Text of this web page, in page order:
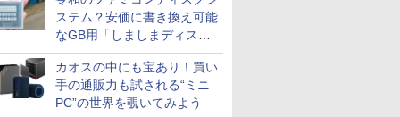
ステム？安価に書き換え可能
なGB用「しましまディスク
システム」
カオスの中にも宝あり！買い
手の通販力も試される“ミニ
PC”の世界を覗いてみよう